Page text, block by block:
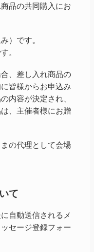
品の共同購入にお
）です。
。
、差し入れ商品の
皆様からお申込み
内容が決定され、
、主催者様にお贈
の代理として会場
て
自動送信されるメ
セージ登録フォー